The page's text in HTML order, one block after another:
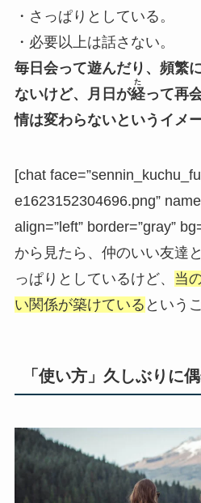
・さっぱりとしている。
・必要以上は話さない。
毎日会って遊んだり、頻繁
ないけど、月日が経
た
って再
情は変わらないというイメ
[chat
e1623152304696.png”
align=”left” border=”gray”
から見たら、仲のいい友達
っぱりとしているけど、 当
い関係が築けている という
「使い方」久しぶりに